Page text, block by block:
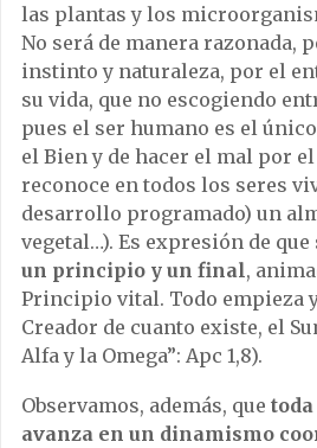
las plantas y los
No será de manera razonada,
instinto y naturaleza, por el
su vida, que no escogiendo
pues el ser humano es el
el Bien y de hacer el mal por
reconoce en todos los seres
desarrollo programado) un
vegetal…). Es expresión de
un principio y un final,
Principio vital. Todo empieza
Creador de cuanto existe, el
Alfa y la Omega”: Apc 1,8).
Observamos, además, que
avanza en un dinamismo